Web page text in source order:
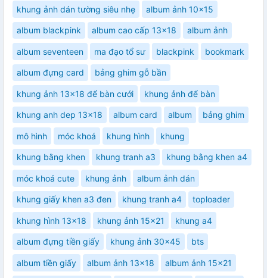
khung ảnh dán tường siêu nhẹ album ảnh 10x15
album blackpink album cao cấp 13x18 album ảnh
album seventeen ma đạo tổ sư blackpink bookmark
album đựng card bảng ghim gỗ bần
khung ảnh 13x18 để bàn cưới khung ảnh để bàn
khung anh dep 13x18 album card album bảng ghim
mô hình móc khoá khung hình khung
khung bằng khen khung tranh a3 khung bằng khen a4
móc khoá cute khung ảnh album ảnh dán
khung giấy khen a3 đen khung tranh a4 toploader
khung hình 13x18 khung ảnh 15x21 khung a4
album đựng tiền giấy khung ảnh 30x45 bts
album tiền giấy album ảnh 13x18 album ảnh 15x21